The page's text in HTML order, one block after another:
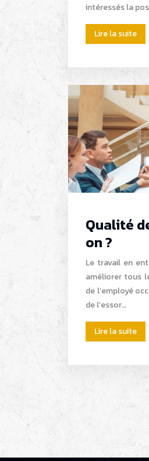
intéressés la
Lire la suite
Qualité
on ?
Le travail en
améliorer tous
de l’employé
de l’essor…
Lire la suite